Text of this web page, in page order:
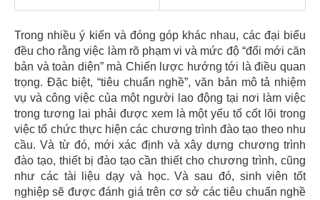
Trong nhiều ý kiến và đóng góp khác nhau, các đại biểu
đều cho rằng việc làm rõ phạm vi và mức độ “đổi mới căn
bản và toàn diện” mà Chiến lược hướng tới là điều quan
trọng. Đặc biệt, “tiêu chuẩn nghề”, văn bản mô tả nhiệm
vụ và công việc của một người lao động tại nơi làm việc
trong tương lai phải được xem là một yếu tố cốt lõi trong
việc tổ chức thực hiện các chương trình đào tạo theo nhu
cầu. Và từ đó, mới xác định và xây dựng chương trình
đào tạo, thiết bị đào tạo cần thiết cho chương trình, cũng
như các tài liệu dạy và học. Và sau đó, sinh viên tốt
nghiệp sẽ được đánh giá trên cơ sở các tiêu chuẩn nghề